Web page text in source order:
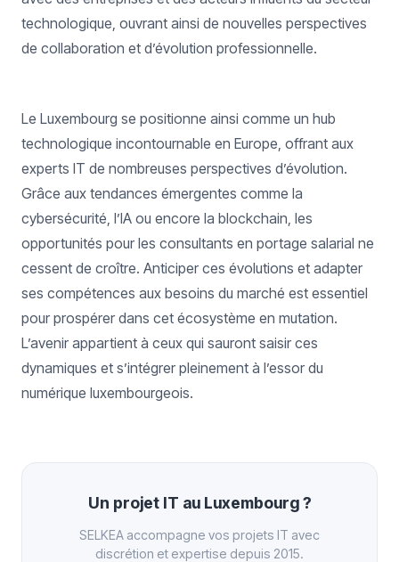
technologique, ouvrant ainsi de nouvelles perspectives
de collaboration et d’évolution professionnelle.
Le Luxembourg se positionne ainsi comme un hub
technologique incontournable en Europe, offrant aux
experts IT de nombreuses perspectives d’évolution.
Grâce aux tendances émergentes comme la
cybersécurité, l’IA ou encore la blockchain, les
opportunités pour les consultants en portage salarial ne
cessent de croître. Anticiper ces évolutions et adapter
ses compétences aux besoins du marché est essentiel
pour prospérer dans cet écosystème en mutation.
L’avenir appartient à ceux qui sauront saisir ces
dynamiques et s’intégrer pleinement à l’essor du
numérique luxembourgeois.
Un projet IT au Luxembourg ?
SELKEA accompagne vos projets IT avec
discrétion et expertise depuis 2015.